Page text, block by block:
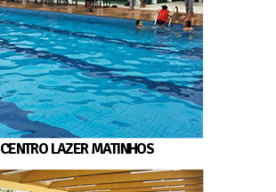
CENTRO LAZER MATINHOS